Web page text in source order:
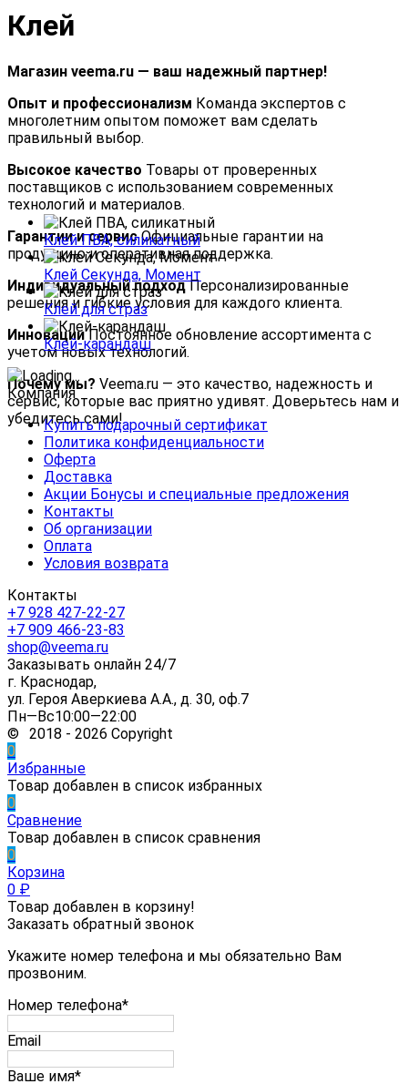
Клей
Магазин veema.ru — ваш надежный партнер!
Опыт и профессионализм Команда экспертов с
многолетним опытом поможет вам сделать
правильный выбор.
Высокое качество Товары от проверенных
поставщиков с использованием современных
технологий и материалов.
Гарантии и сервисОфициальные гарантии на
продукцию и оперативная поддержка.
Индивидуальный подходПерсонализированные
решения и гибкие условия для каждого клиента.
ИнновацииПостоянное обновление ассортимента с
учетом новых технологий.
Почему мы? Veema.ru — это качество, надежность и
сервис, которые вас приятно удивят. Доверьтесь нам и
убедитесь сами!
Клей ПВА, силикатный
Клей Секунда, Момент
Клей для страз
Клей-карандаш
Компания
Купить подарочный сертификат
Политика конфиденциальности
Оферта
Доставка
Акции Бонусы и специальные предложения
Контакты
Об организации
Оплата
Условия возврата
Контакты
+7 928 427-22-27
+7 909 466-23-83
shop@veema.ru
Заказывать онлайн 24/7
г. Краснодар,
ул. Героя Аверкиева А.А., д. 30, оф.7
Пн—Вс10:00—22:00
© 2018 - 2026 Copyright
0
Избранные
Товар добавлен в список избранных
0
Сравнение
Товар добавлен в список сравнения
0
Корзина
0 ₽
Товар добавлен в корзину!
Заказать обратный звонок
Укажите номер телефона и мы обязательно Вам
прозвоним.
Номер телефона*
Email
Ваше имя*